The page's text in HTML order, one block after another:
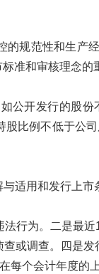
规范性和生产
准和审核理念的
公开发行的股
比例不低于公
适用和发行上
行为。二是最
或调查。四是
每个会计年度